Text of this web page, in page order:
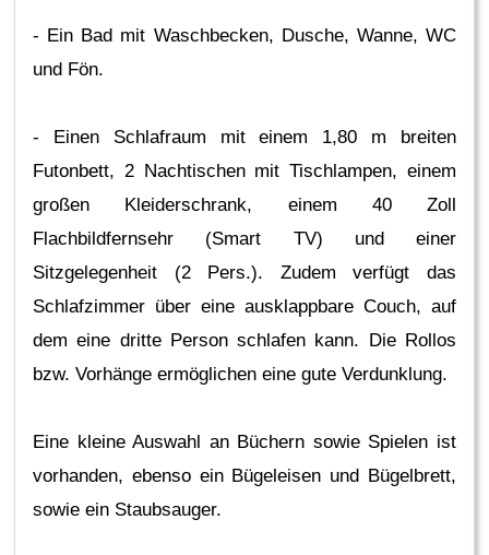
- Ein Bad mit Waschbecken, Dusche, Wanne, WC
und Fön.
- Einen Schlafraum mit einem 1,80 m breiten
Futonbett, 2 Nachtischen mit Tischlampen, einem
großen Kleiderschrank, einem 40 Zoll
Flachbildfernsehr (Smart TV) und einer
Sitzgelegenheit (2 Pers.). Zudem verfügt das
Schlafzimmer über eine ausklappbare Couch, auf
dem eine dritte Person schlafen kann. Die Rollos
bzw. Vorhänge ermöglichen eine gute Verdunklung.
Eine kleine Auswahl an Büchern sowie Spielen ist
vorhanden, ebenso ein Bügeleisen und Bügelbrett,
sowie ein Staubsauger.